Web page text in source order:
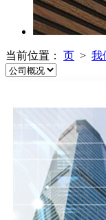
当前位置： 页 > 我